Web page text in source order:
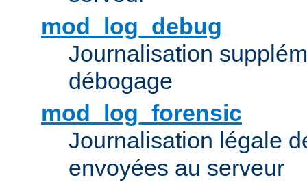
mod_log_debug
Journalisation
débogage
mod_log_forensic
Journalisation légale
envoyées au serveur